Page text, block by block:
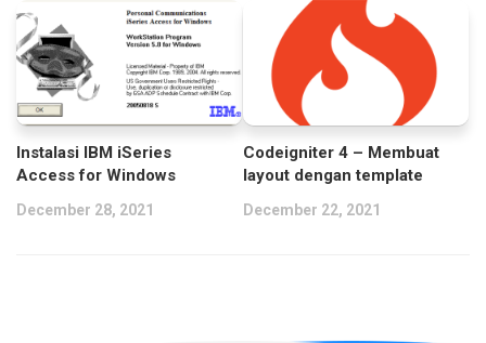
Instalasi IBM iSeries
Access for Windows
December 28, 2021
Codeigniter 4 – Membuat
layout dengan template
December 22, 2021